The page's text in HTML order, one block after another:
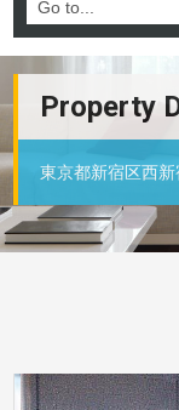
Property
東京都新宿区西